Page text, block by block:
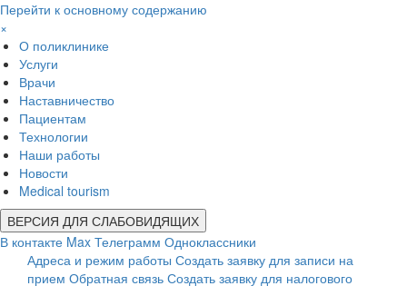
Перейти к основному содержанию
×
О поликлинике
Услуги
Врачи
Наставничество
Пациентам
Технологии
Наши работы
Новости
Medical tourism
ВЕРСИЯ ДЛЯ СЛАБОВИДЯЩИХ
В контакте Max Телеграмм Одноклассники
Адреса и режим работы Создать заявку для записи на
прием Обратная связь Создать заявку для налогового